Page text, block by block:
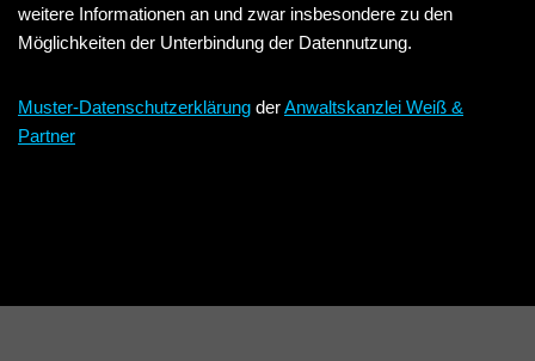
weitere Informationen an und zwar insbesondere zu den
Möglichkeiten der Unterbindung der Datennutzung.
Muster-Datenschutzerklärung derAnwaltskanzlei Weiß &
Partner